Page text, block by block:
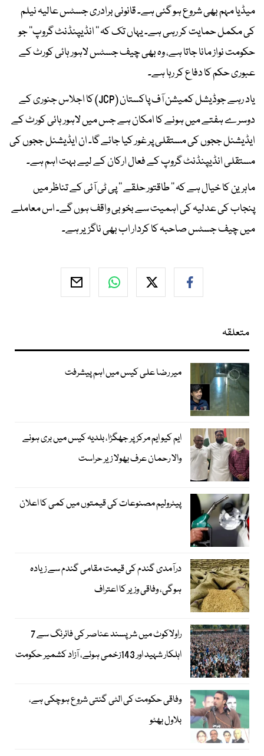
میڈیا مہم بھی شروع ہو گئی ہے۔ قانونی برادری جسٹس عالیہ نیلم
کی مکمل حمایت کر رہی ہے۔ یہاں تک کہ ’’ انڈیپنڈنٹ گروپ‘‘ جو
حکومت نواز مانا جاتا ہے، وہ بھی چیف جسٹس لاہور ہائی کورٹ کے
عبوری حکم کا دفاع کر رہا ہے۔
یاد رہے جوڈیشل کمیشن آف پاکستان (JCP) کا اجلاس جنوری کے
دوسرے ہفتے میں ہونے کا امکان ہے جس میں لاہور ہائی کورٹ کے
ایڈیشنل ججوں کی مستقلی پر غور کیا جائے گا۔ ان ایڈیشنل ججوں کی
مستقلی انڈیپنڈنٹ گروپ کے فعال ارکان کے لیے بہت اہم ہے۔
ماہرین کا خیال ہے کہ ’’ طاقتور حلقے ‘‘ پی ٹی آئی کے تناظر میں
پنجاب کی عدلیہ کی اہمیت سے بخوبی واقف ہوں گے۔ اس معاملے
میں چیف جسٹس صاحبہ کا کردار اب بھی ناگزیر ہے۔
متعلقہ
میر رضا علی کیس میں اہم پیشرفت
ایم کیو ایم مرکز پر جھگڑا، بلدیہ کیس میں بری ہونے
والا رحمان عرف بھولا زیر حراست
پیٹرولیم مصنوعات کی قیمتوں میں کمی کا اعلان
درآمدی گندم کی قیمت مقامی گندم سے زیادہ
ہوگی، وفاقی وزیر کا اعتراف
راولاکوٹ میں شرپسند عناصر کی فائرنگ سے 7
اہلکار شہید اور 143زخمی ہوئے، آزاد کشمیر حکومت
وفاقی حکومت کی الٹی گنتی شروع ہوچکی ہے،
بلاول بھٹو